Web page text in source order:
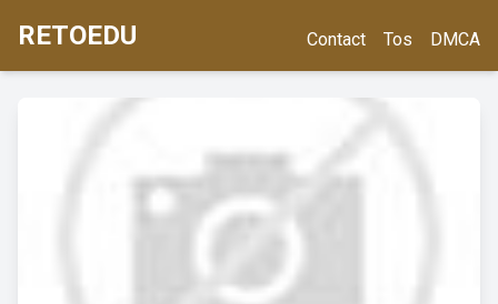
RETOEDU Contact Tos DMCA